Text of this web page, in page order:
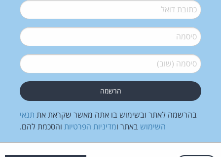
דואל*
סיסמה*
סיסמה (שוב)*
בהרשמה לאתר ובשימוש בו אתה מאשר שקראת את תנאי
השימוש באתר ומדיניות הפרטיות והסכמת להם.